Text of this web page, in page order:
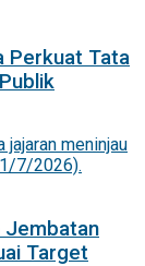
Perkuat Tata
Jembatan
Target